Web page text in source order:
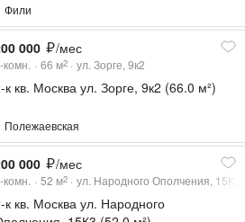
Фили
000 /мес
комн. 66 м2 ул. Зорге, 9к2
к кв. Москва ул. Зорге, 9к2 (66.0 м²)
Полежаевская
000 /мес
комн. 52 м2 ул. Народного Ополчения, 15К3
к кв. Москва ул. Народного